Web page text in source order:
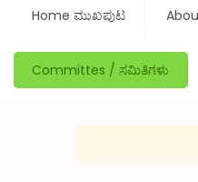
Home ಮುಖಪುಟ
Committes / ಸಮಿತಿಗಳು